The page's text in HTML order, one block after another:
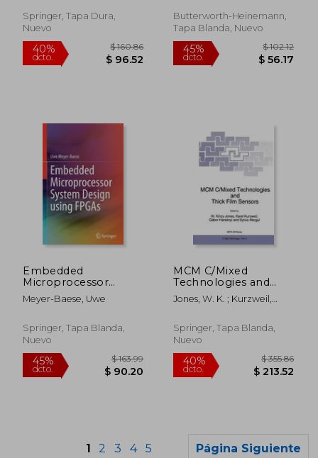
40% 40%
Passive Components
(en Inglés)
Springer, Tapa Dura,
Nuevo
Butterworth-Heinemann,
Tapa Blanda, Nuevo
Embedded
Microprocessor
System Design Using
FPGAs (en Inglés)
Meyer-Baese, Uwe
Springer, Tapa Blanda,
Nuevo
MCM C/Mixed
Technologies and
Thick Film Sensors
(en Inglés)
Jones, W. K. ; Kurzweil,
Springer, Tapa Blanda,
Nuevo
1 2 3 4 5 Página Siguiente